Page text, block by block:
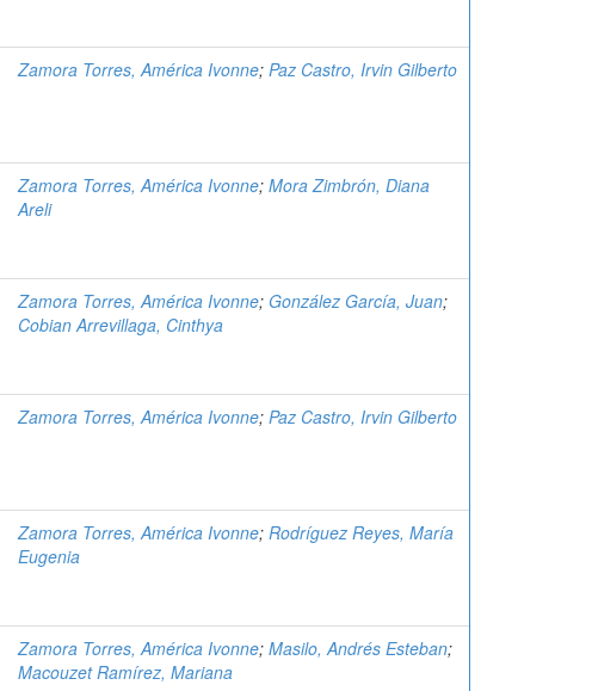
Zamora Torres, América Ivonne; Paz Castro, Irvin Gilberto
Zamora Torres, América Ivonne; Mora Zimbrón, Diana
Areli
Zamora Torres, América Ivonne; González García, Juan;
Cobian Arrevillaga, Cinthya
Zamora Torres, América Ivonne; Paz Castro, Irvin Gilberto
Zamora Torres, América Ivonne; Rodríguez Reyes, María
Eugenia
Zamora Torres, América Ivonne; Masilo, Andrés Esteban;
Macouzet Ramírez, Mariana